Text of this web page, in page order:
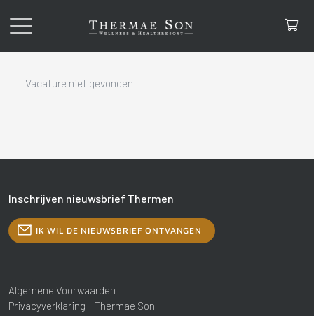
Vacature niet gevonden
Inschrijven nieuwsbrief Thermen
IK WIL DE NIEUWSBRIEF ONTVANGEN
Algemene Voorwaarden
Privacyverklaring - Thermae Son